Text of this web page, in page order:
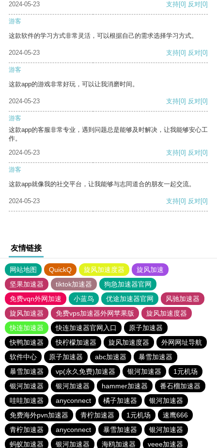
2024-05-23 支持[0] 反对[0]
游客
这款软件的学习方式非常灵活，可以根据自己的需求选择学习方式。
2024-05-23 支持[0] 反对[0]
游客
这款app的游戏非常好玩，可以让我消磨时间。
2024-05-23 支持[0] 反对[0]
游客
这款app的客服非常专业，遇到问题总是能够及时解决，让我能够安心工
作。
2024-05-23
支持[0] 反对[0]
游客
这款app就像我的社交平台，让我能够与志同道合的朋友一起交流。
2024-05-23 支持[0] 反对[0]
友情链接
网站地图 QuickQ 旋风加速度器
旋风加速
坚果加速器
tiktok加速器
狗急加速器官网
免费vqn外网加速
小蓝鸟 优途加速器官网
风驰加速器
旋风加速器
免费vps加速器外网苹果版
旋风加速度器
快连加速器
快连加速器官网入口
原子加速器
快鸭加速器
快柠檬加速器 旋风加速度器
外网网址导航
软件中心
原子加速器 abc加速器
暴雪加速器
暴雪加速器
vp(永久免费)加速器 银河加速器
1元机场
银河加速器
银河加速器 hammer加速器
番石榴加速器
哇哇加速器
anyconnect 橘子加速器
银河加速器
免费海外pvn加速器
青柠加速器 1元机场
速鹰666
青柠加速器
anyconnect 暴雪加速器
银河加速器
蚂蚁加速器
银河加速器 海鸥加速器 veee加速器